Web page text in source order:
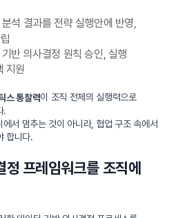
석 결과를 전략 실행안에 반영,
반 의사결정 원칙 승인, 실행
지원
스 통찰력이 조직 전체의 실행력으로
.
서 멈추는 것이 아니라, 협업 구조 속에서
합니다.
프레임워크를 조직에